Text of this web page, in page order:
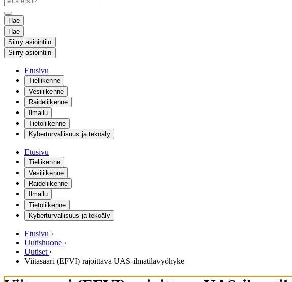
Hae
Hae
Siirry asiointiin
Siirry asiointiin
Etusivu
Tieliikenne
Vesiliikenne
Raideliikenne
Ilmailu
Tietoliikenne
Kyberturvallisuus ja tekoäly
Etusivu
Tieliikenne
Vesiliikenne
Raideliikenne
Ilmailu
Tietoliikenne
Kyberturvallisuus ja tekoäly
Etusivu ›
Uutishuone ›
Uutiset ›
Viitasaari (EFVI) rajoittava UAS-ilmatilavyöhyke